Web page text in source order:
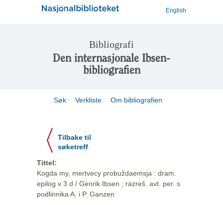
English
Bibliografi
Den internasjonale Ibsen-
bibliografien
Søk Verkliste Om bibliografien
Tilbake til
søketreff
Tittel:
Kogda my, mertvecy probuždaemsja : dram.
epilog v 3 d / Genrik Ibsen ; razreš. avt. per. s
podlinnika A. i P. Ganzen